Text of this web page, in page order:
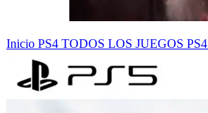
Inicio PS4 TODOS LOS JUEGOS PS4